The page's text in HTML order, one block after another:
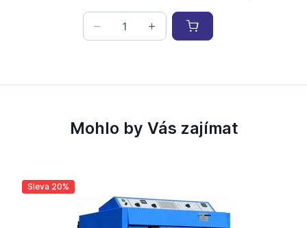
Mohlo by Vás zajímat
Sleva 20%